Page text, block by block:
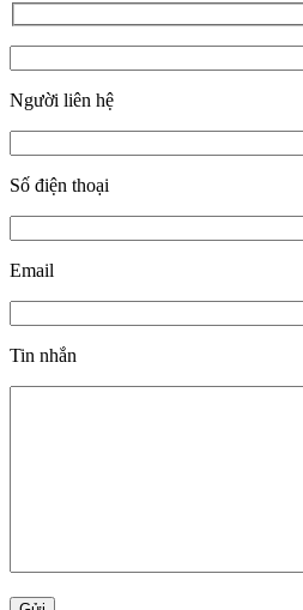
Người liên hệ
Số điện thoại
Email
Tin nhắn